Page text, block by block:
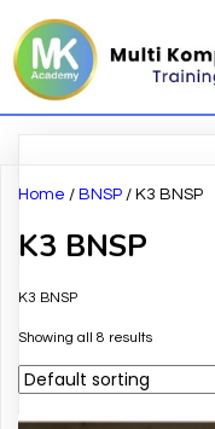
Home / BNSP / K3 BNSP
K3 BNSP
K3 BNSP
Showing all 8 results